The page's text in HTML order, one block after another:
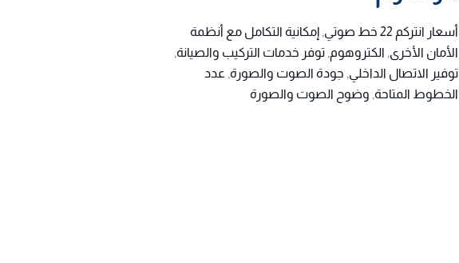
أسعار انتركم 22 خط صوتي , إمكانية التكامل مع أنظمة
الأمان الأخرى, الكتروهوم, توفر خدمات التركيب والصيانة,
توفير الاتصال الداخلي, جودة الصوت والصورة, عدد
الخطوط المتاحة, وضوح الصوت والصورة